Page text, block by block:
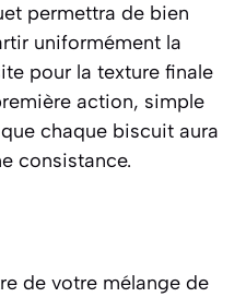
permettra de bien
uniformément la
pour la texture finale
action, simple
chaque biscuit aura
consistance.
de votre mélange de